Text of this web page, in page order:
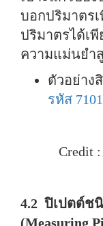
บอกปริมาตร
ปริมาตรได้เ
ความแม่นยำ
ตัวอย่าง
รหัส
Credit
4.2 ปิเปตต์ช
(Measuring